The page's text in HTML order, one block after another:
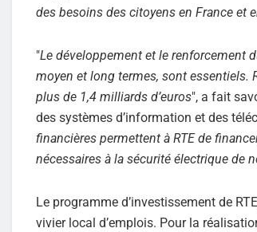
des besoins des citoyens en France et
"Le développement et le renforcement
moyen et long termes, sont essentiels.
plus de 1,4 milliards d’euros", a fait
des systèmes d’information et des
financières permettent à RTE de
nécessaires à la sécurité électrique de
Le programme d’investissement de
vivier local d’emplois. Pour la